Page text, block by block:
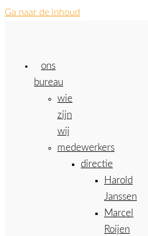
Ga naar de inhoud
ons
bureau
wie
zijn
wij
medewerkers
directie
Harold
Janssen
Marcel
Roijen